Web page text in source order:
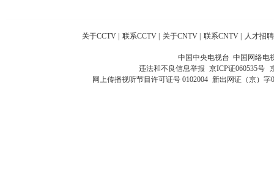
关于CCTV 联系CCTV 关于CNTV 联系CNTV 人才招聘
中国中央电视台 中国网络电
违法和不良信息举报 京ICP证060535号
网上传播视听节目许可证号 0102004 新出网证（京）